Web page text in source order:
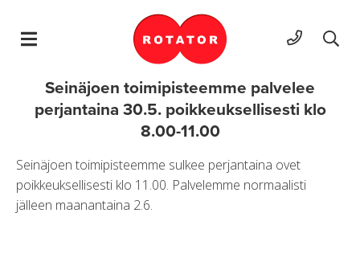
Hyppää sisältöön
Seinäjoen toimipisteemme palvelee
perjantaina 30.5. poikkeuksellisesti klo
8.00-11.00
Seinäjoen toimipisteemme sulkee perjantaina ovet
poikkeuksellisesti klo 11.00. Palvelemme normaalisti
jälleen maanantaina 2.6.